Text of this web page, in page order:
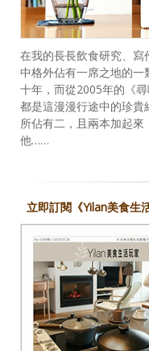
在我的長長飲食研究、
中格外佔有一席之地的
十年，而從2005年的《
都是這漫漫行途中的珍貴
所佔有二，且兩本加起
他……
立即訂閱《Yilan美食生